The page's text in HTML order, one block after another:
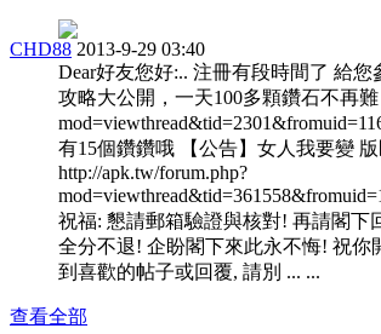
CHD88 2013-9-29 03:40
Dear好友您好:.. 注冊有段時間了 給
攻略大公開，一天100多顆鑽石不再難
有15個鑽鑽哦 【公告】女人我要變 版
http://apk.tw/forum.php?
祝福: 懇請郵箱驗證與核對! 再請閣下
全分不退! 企盼閣下來此永不悔! 祝你
到喜歡的帖子或回覆, 請別 ... ...
查看全部